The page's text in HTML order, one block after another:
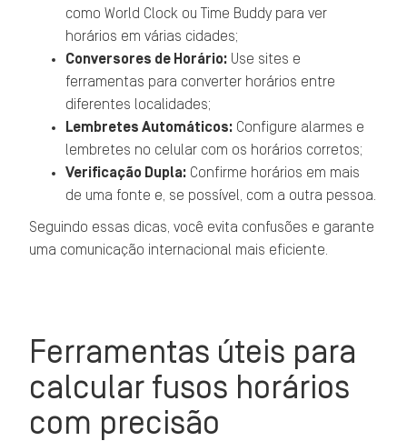
como World Clock ou Time Buddy para ver
horários em várias cidades;
Conversores de Horário: Use sites e
ferramentas para converter horários entre
diferentes localidades;
Lembretes Automáticos: Configure alarmes e
lembretes no celular com os horários corretos;
Verificação Dupla: Confirme horários em mais
de uma fonte e, se possível, com a outra pessoa.
Seguindo essas dicas, você evita confusões e garante
uma comunicação internacional mais eficiente.
Ferramentas úteis para
calcular fusos horários
com precisão